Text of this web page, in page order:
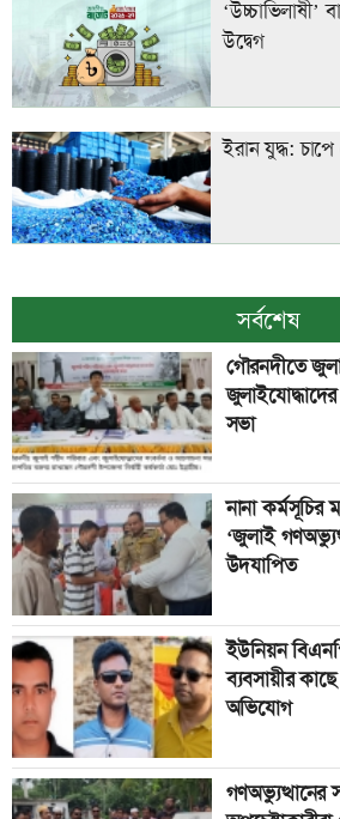
‘উচ্চাভিলাষী’
উদ্বেগ
ইরান যুদ্ধ:
সর্বশেষ
গৌরনদীতে
সভা
নানা কর্মসূচির
‘জুলাই
উদযাপিত
ইউনিয়ন
ব্যবসায়ীর কাছে
অভিযোগ